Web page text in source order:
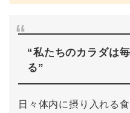
“私たちのカラダは
る”
日々体内に摂り入れる